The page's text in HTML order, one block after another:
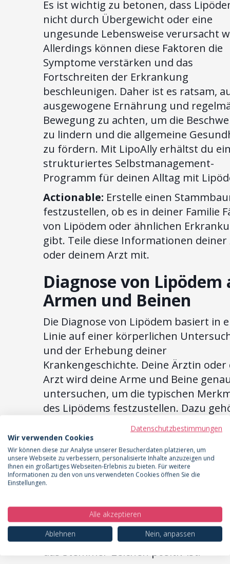
Es ist wichtig zu betonen, dass
nicht durch Übergewicht oder eine
ungesunde Lebensweise verursacht
Allerdings können diese Faktoren die
Symptome verstärken und das
Fortschreiten der Erkrankung
beschleunigen. Daher ist es ratsam,
ausgewogene Ernährung und
Bewegung zu achten, um die
zu lindern und die allgemeine
zu fördern. Mit LipoAlly erhältst du
strukturiertes Selbstmanagement-
Programm für deinen Alltag mit
Actionable: Erstelle einen
festzustellen, ob es in deiner Familie
von Lipödem oder ähnlichen
gibt. Teile diese Informationen
oder deinem Arzt mit.
Diagnose von Lipödem
Armen und Beinen
Die Diagnose von Lipödem basiert in
Linie auf einer körperlichen
und der Erhebung deiner
Krankengeschichte. Deine Ärztin oder
Arzt wird deine Arme und Beine
untersuchen, um die typischen
des Lipödems festzustellen. Dazu
die symmetrische Fettvermehrung,
Druckempfindlichkeit und die
blauen Flecken. Ein weiteres wichtiges
Kriterium ist das sogenannte
Zeichen, das bei Lipödem negativ ist.
zweiten Zehe oder am Handrücken
oder nur schwer abheben lässt. Dies
zur Abgrenzung zum Lymphödem,
das Stemmer-Zeichen positiv ist.
Datenschutzbestimmungen
Wir verwenden Cookies
Wir können diese zur Analyse unserer Besucherdaten platzieren, um
unsere Webseite zu verbessern, personalisierte Inhalte anzuzeigen und
Ihnen ein großartiges Webseiten-Erlebnis zu bieten. Für weitere
Informationen zu den von uns verwendeten Cookies öffnen Sie die
Einstellungen.
Alle akzeptieren
Ablehnen
Nein, anpassen